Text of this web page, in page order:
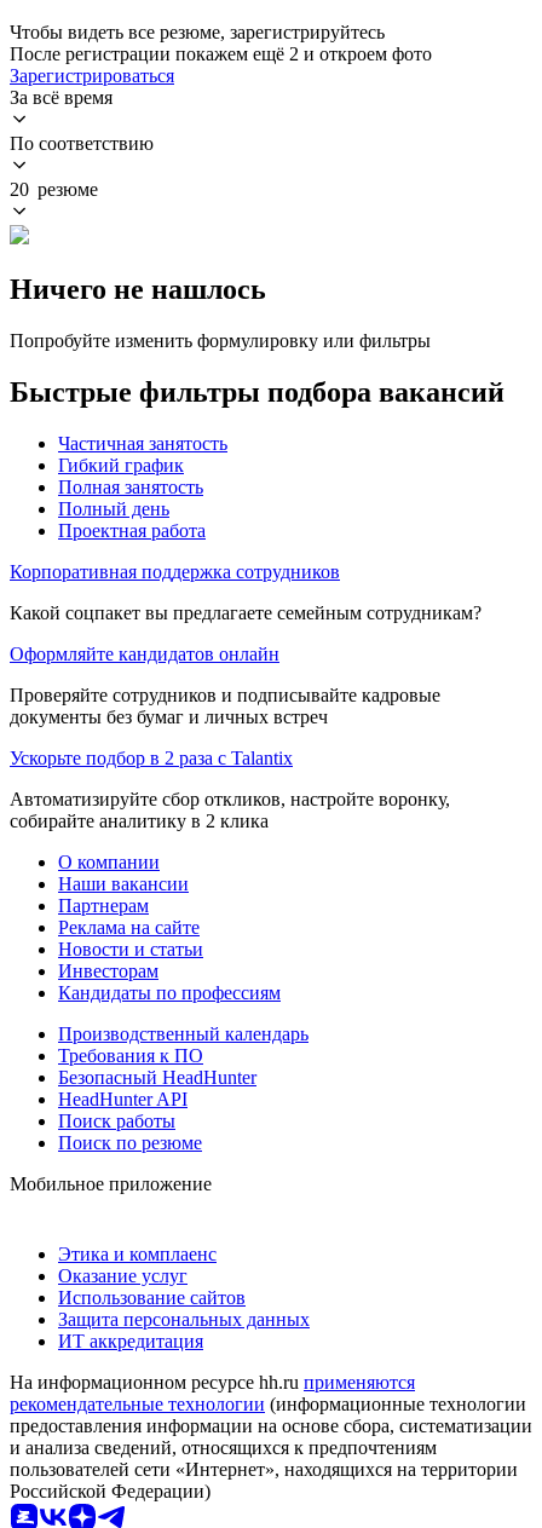
Чтобы видеть все резюме, зарегистрируйтесь
После регистрации покажем ещё 2 и откроем фото
Зарегистрироваться
За всё время
По соответствию
20 резюме
Ничего не нашлось
Попробуйте изменить формулировку или фильтры
Быстрые фильтры подбора вакансий
Частичная занятость
Гибкий график
Полная занятость
Полный день
Проектная работа
Корпоративная поддержка сотрудников
Какой соцпакет вы предлагаете семейным сотрудникам?
Оформляйте кандидатов онлайн
Проверяйте сотрудников и подписывайте кадровые
документы без бумаг и личных встреч
Ускорьте подбор в 2 раза с Talantix
Автоматизируйте сбор откликов, настройте воронку,
собирайте аналитику в 2 клика
О компании
Наши вакансии
Партнерам
Реклама на сайте
Новости и статьи
Инвесторам
Кандидаты по профессиям
Производственный календарь
Требования к ПО
Безопасный HeadHunter
HeadHunter API
Поиск работы
Поиск по резюме
Мобильное приложение
Этика и комплаенс
Оказание услуг
Использование сайтов
Защита персональных данных
ИТ аккредитация
На информационном ресурсе hh.ru применяются
рекомендательные технологии (информационные технологии
предоставления информации на основе сбора, систематизации
и анализа сведений, относящихся к предпочтениям
пользователей сети «Интернет», находящихся на территории
Российской Федерации)